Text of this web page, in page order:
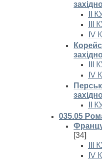
II
III
IV
III
IV
II
035.05
[34]
III
IV